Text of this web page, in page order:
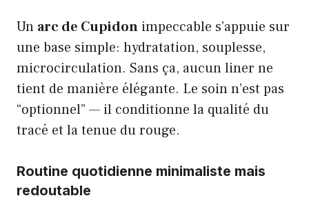
Un arc de Cupidon impeccable s’appuie sur
une base simple: hydratation, souplesse,
microcirculation. Sans ça, aucun liner ne
tient de manière élégante. Le soin n’est pas
“optionnel” — il conditionne la qualité du
tracé et la tenue du rouge.
Routine quotidienne minimaliste mais
redoutable